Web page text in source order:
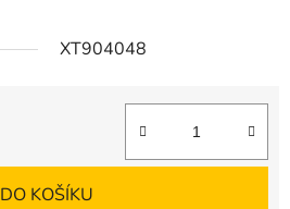
XT904048
DO KOŠÍKU